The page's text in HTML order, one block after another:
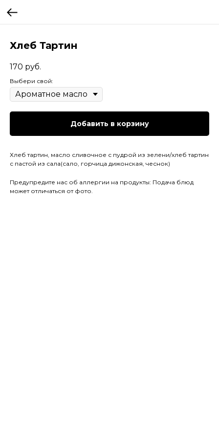
Хлеб Тартин
170 руб.
Выбери свой:
Добавить в корзину
Хлеб тартин, масло сливочное с пудрой из зелени/хлеб тартин
с пастой из сала(сало, горчица дижонская, чеснок)
Предупредите нас об аллергии на продукты: Подача блюд
может отличаться от фото.